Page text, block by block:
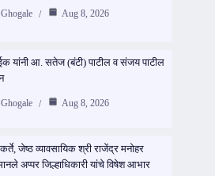
Aug 8, 2026
यांनी आ. सतेज (बंटी) पाटील व संजय पाटील
Aug 8, 2026
जेष्ठ व्यावसायिक श्री राजेंद्र मनोहर
अप्पर जिल्हाधिकारी यांचे विषेश आभार